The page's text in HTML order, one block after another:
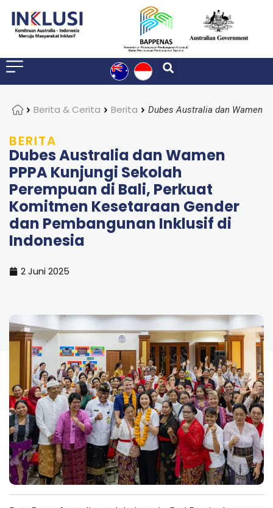
HomeBerita & Cerita Berita
BERITA
Dubes Australia dan Wamen
PPPA Kunjungi Sekolah
Perempuan di Bali, Perkuat
Komitmen Kesetaraan Gender
dan Pembangunan Inklusif di
Indonesia
2 Juni 2025